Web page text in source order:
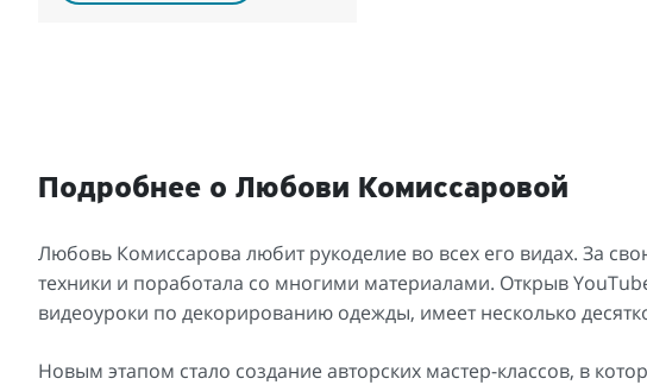
Подробнее о Любови Комиссаровой
Любовь Комиссарова любит рукоделие во всех его видах. За
техники и поработала со многими материалами. Открыв
видеоуроки по декорированию одежды, имеет несколько
Новым этапом стало создание авторских мастер-классов, в